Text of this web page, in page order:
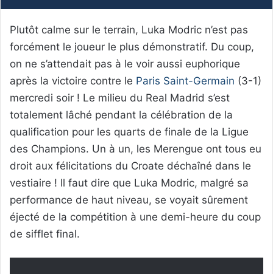
Plutôt calme sur le terrain, Luka Modric n’est pas
forcément le joueur le plus démonstratif. Du coup,
on ne s’attendait pas à le voir aussi euphorique
après la victoire contre le Paris Saint-Germain (3-1)
mercredi soir ! Le milieu du Real Madrid s’est
totalement lâché pendant la célébration de la
qualification pour les quarts de finale de la Ligue
des Champions. Un à un, les Merengue ont tous eu
droit aux félicitations du Croate déchaîné dans le
vestiaire ! Il faut dire que Luka Modric, malgré sa
performance de haut niveau, se voyait sûrement
éjecté de la compétition à une demi-heure du coup
de sifflet final.